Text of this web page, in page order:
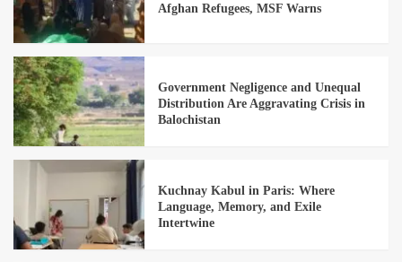
Afghan Refugees, MSF Warns
Government Negligence and Unequal
Distribution Are Aggravating Crisis in
Balochistan
Kuchnay Kabul in Paris: Where
Language, Memory, and Exile
Intertwine